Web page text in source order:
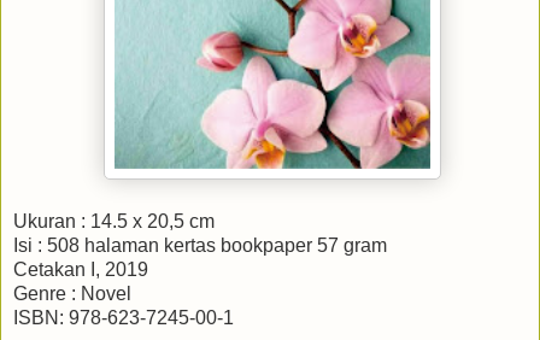
Ukuran : 14.5 x 20,5 cm
Isi : 508 halaman kertas bookpaper 57 gram
Cetakan I, 2019
Genre : Novel
ISBN: 978-623-7245-00-1